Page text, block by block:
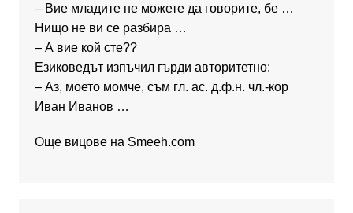
– Вие младите не можете да говорите, бе …
Нищо не ви се разбира …
– А вие кой сте??
Езиковедът изпъчил гърди авторитетно:
– Аз, моето момче, съм гл. ас. д.ф.н. чл.-кор
Иван Иванов …
Още вицове на Smeeh.com